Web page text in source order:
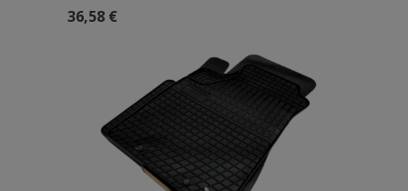
36,58 €